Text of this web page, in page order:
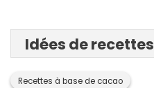
Idées de recettes
Recettes à base de cacao